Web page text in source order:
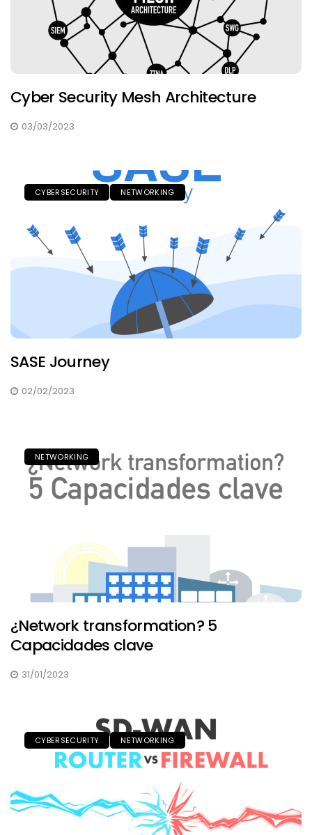
Cyber Security Mesh Architecture
03/03/2023
CYBERSECURITY NETWORKING
SASE Journey
02/02/2023
NETWORKING
¿Network transformation? 5
Capacidades clave
31/01/2023
CYBERSECURITY NETWORKING